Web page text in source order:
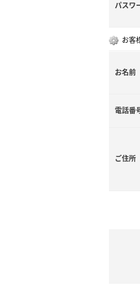
パスワ
お客
お名前
電話番
ご住所